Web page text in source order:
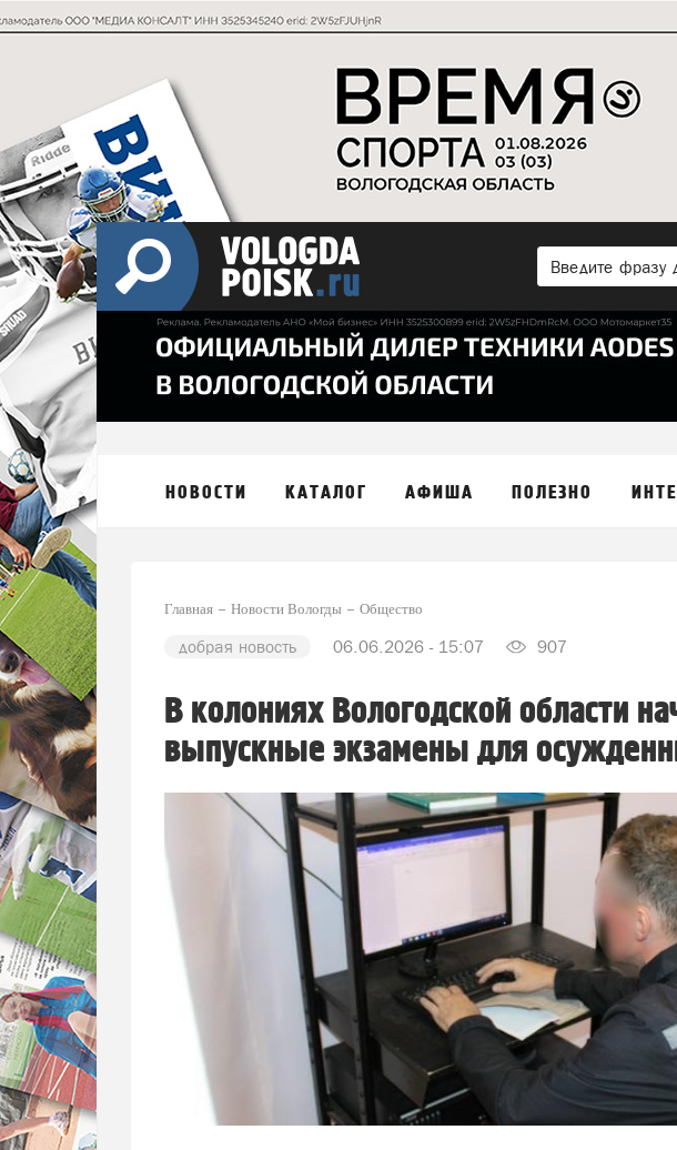
НОВОСТИ КАТАЛОГ АФИША ПОЛЕЗНО
Главная Новости Вологды Общество
добрая новость 06.06.2026 - 15:07 907
В колониях Вологодской области
выпускные экзамены для